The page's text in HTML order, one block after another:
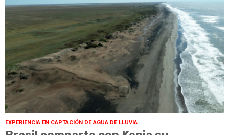
EXPERIENCIA EN CAPTACIÓN DE AGUA DE LLUVIA.